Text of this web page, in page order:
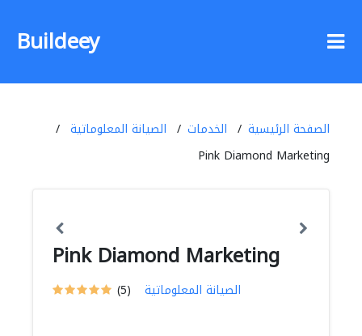
Buildeey
الصفحة الرئيسية الخدمات
الصيانة المعلوماتية
Pink Diamond Marketing
Pink Diamond Marketing
(5) الصيانة المعلوماتية